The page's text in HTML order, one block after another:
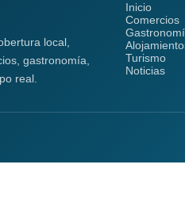
local,
gastronomía,
real.
Inicio
Comercios
Turismo
Noticias